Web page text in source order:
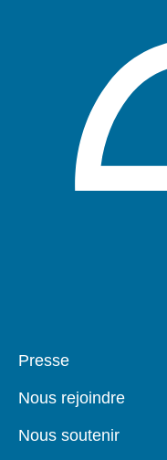
Pied
Presse
Nous rejoindre
Nous soutenir